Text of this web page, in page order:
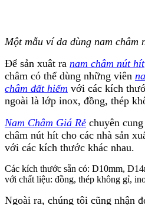
Một mẫu ví da dùng nam châm
Để sản xuât ra nam châm nút hít
châm có thể dùng những viên
châm đất hiếm với các kích
ngoài là lớp inox, đồng, thép
Nam Châm Giá Rẻ chuyên
châm nút hít cho các nhà sản
với các kích thước khác nhau.
Các kích thước sẵn có: D10mm,
với chất liệu: đồng, thép không gỉ,
Ngoài ra, chúng tôi cũng nhận